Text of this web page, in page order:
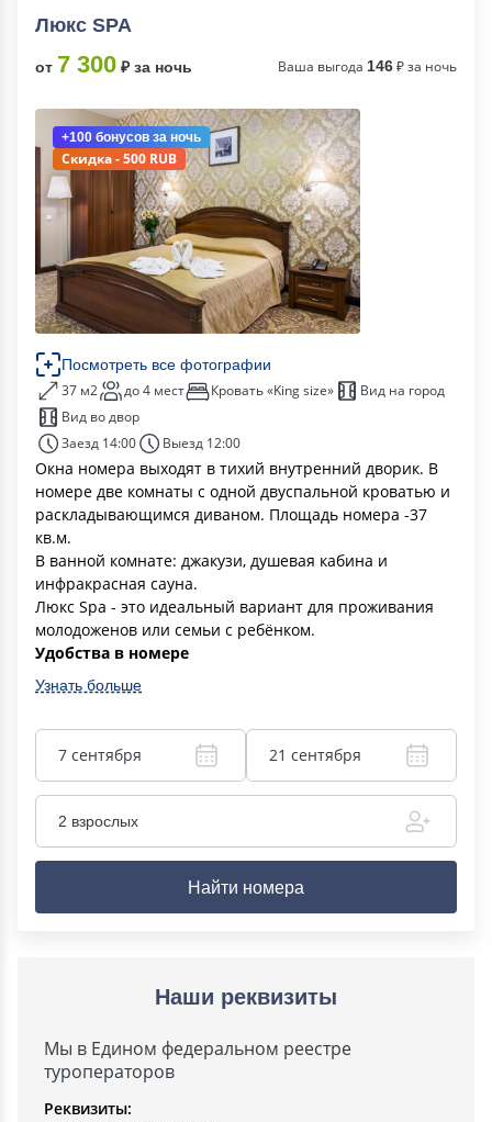
Люкс SPA
от 7 300 ₽ за ночь Ваша выгода 146₽ за ночь
+100 бонусов за ночь
Скидка - 500 RUB
Посмотреть все фотографии
37 м2 до 4 мест Кровать «King size»
Вид на город
Вид во двор
Заезд 14:00
Выезд 12:00
Окна номера выходят в тихий внутренний дворик. В
номере две комнаты с одной двуспальной кроватью и
раскладывающимся диваном. Площадь номера -37
кв.м.
В ванной комнате: джакузи, душевая кабина и
инфракрасная сауна.
Люкс Spa - это идеальный вариант для проживания
молодоженов или семьи с ребёнком.
Удобства в номере
Узнать больше
7 сентября 21 сентября
2 взрослых
Найти номера
Наши реквизиты
Мы в Едином федеральном реестре
туроператоров
Реквизиты: